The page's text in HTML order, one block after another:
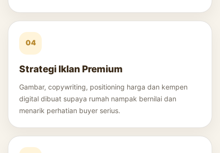
04
Strategi Iklan Premium
Gambar, copywriting, positioning harga dan kempen
digital dibuat supaya rumah nampak bernilai dan
menarik perhatian buyer serius.